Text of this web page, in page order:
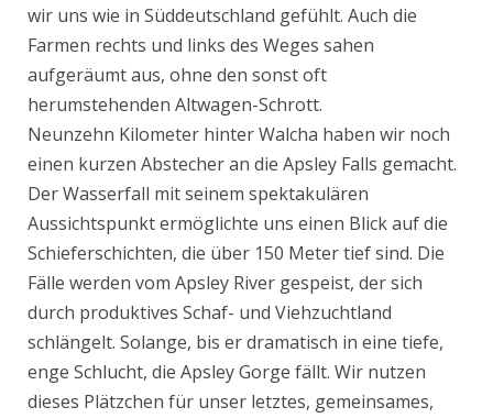
wir uns wie in Süddeutschland gefühlt. Auch die
Farmen rechts und links des Weges sahen
aufgeräumt aus, ohne den sonst oft
herumstehenden Altwagen-Schrott.
Neunzehn Kilometer hinter Walcha haben wir noch
einen kurzen Abstecher an die Apsley Falls gemacht.
Der Wasserfall mit seinem spektakulären
Aussichtspunkt ermöglichte uns einen Blick auf die
Schieferschichten, die über 150 Meter tief sind. Die
Fälle werden vom Apsley River gespeist, der sich
durch produktives Schaf- und Viehzuchtland
schlängelt. Solange, bis er dramatisch in eine tiefe,
enge Schlucht, die Apsley Gorge fällt. Wir nutzen
dieses Plätzchen für unser letztes, gemeinsames,